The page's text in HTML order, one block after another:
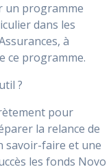
un programme
dans les
à
ce programme.
?
pour
la relance de
savoir-faire et une
les fonds Novo